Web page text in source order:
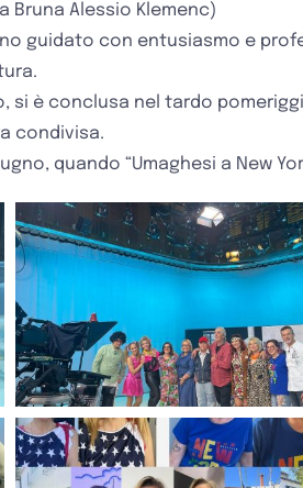
Alessio Klemenc)
guidato con entusiasmo e
si è conclusa nel tardo
condivisa.
quando “Umaghesi a New